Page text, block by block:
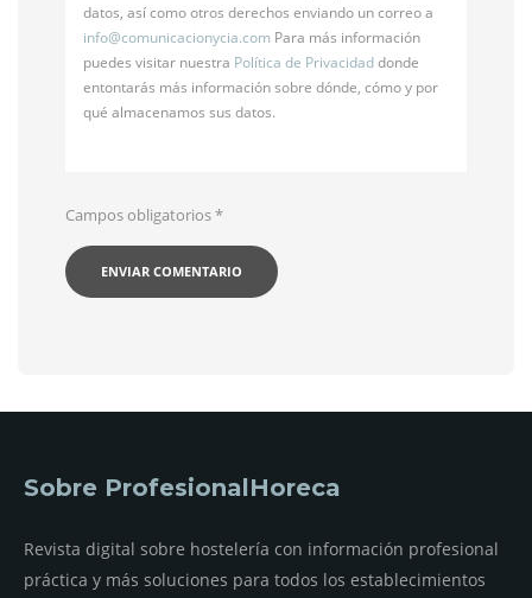
datos, así como otros derechos enviando un correo a
info@comunicacionycia.com Para más información
puedes visitar nuestra Política de Privacidaddonde
entontarás más información sobre dónde, cómo y por
qué almacenamos sus datos.
Campos obligatorios*
Sobre ProfesionalHoreca
Revista digital sobre hostelería con información profesional
práctica y más soluciones para todos los establecimientos